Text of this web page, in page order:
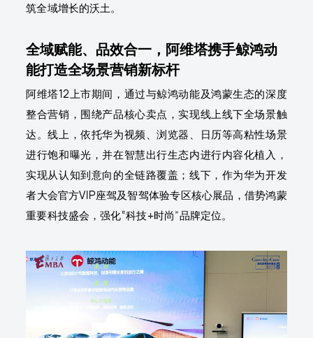
筑全域增长的沃土。
全域赋能、品效合一，阿维塔携手鲸鸿动
能打造全场景营销新标杆
阿维塔12上市期间，通过与鲸鸿动能及鸿蒙生态的深度
整合营销，围绕产品核心卖点，实现线上线下全场景触
达。线上，依托华为视频、浏览器、日历等高粘性场景
进行饱和曝光，并在智慧出行生态内进行内容化植入，
实现从认知到意向的全链路覆盖；线下，作为华为开发
者大会官方VIP座驾及智驾体验专区核心展品，借势鸿蒙
重要科技盛会，强化“科技+时尚”品牌定位。